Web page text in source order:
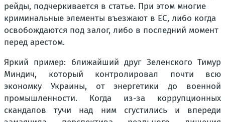
рейды, подчеркивается в статье. При этом многие
криминальные элементы въезжают в ЕС, либо когда
освобождаются под залог, либо в последний момент
перед арестом.
Яркий пример: ближайший друг Зеленского Тимур
Миндич, который контролировал почти всю
экономку Украины, от энергетики до военной
промышленности. Когда из-за коррупционных
скандалов тучи над ним сгустились и впереди